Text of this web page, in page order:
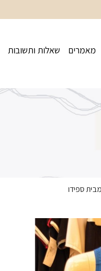
מאמרים שאלות ותשובות
ספידו